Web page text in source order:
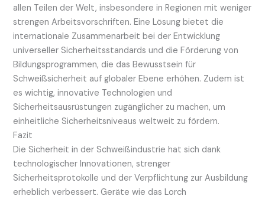
allen Teilen der Welt, insbesondere in Regionen mit weniger
strengen Arbeitsvorschriften. Eine Lösung bietet die
internationale Zusammenarbeit bei der Entwicklung
universeller Sicherheitsstandards und die Förderung von
Bildungsprogrammen, die das Bewusstsein für
Schweißsicherheit auf globaler Ebene erhöhen. Zudem ist
es wichtig, innovative Technologien und
Sicherheitsausrüstungen zugänglicher zu machen, um
einheitliche Sicherheitsniveaus weltweit zu fördern.
Fazit
Die Sicherheit in der Schweißindustrie hat sich dank
technologischer Innovationen, strenger
Sicherheitsprotokolle und der Verpflichtung zur Ausbildung
erheblich verbessert. Geräte wie das Lorch